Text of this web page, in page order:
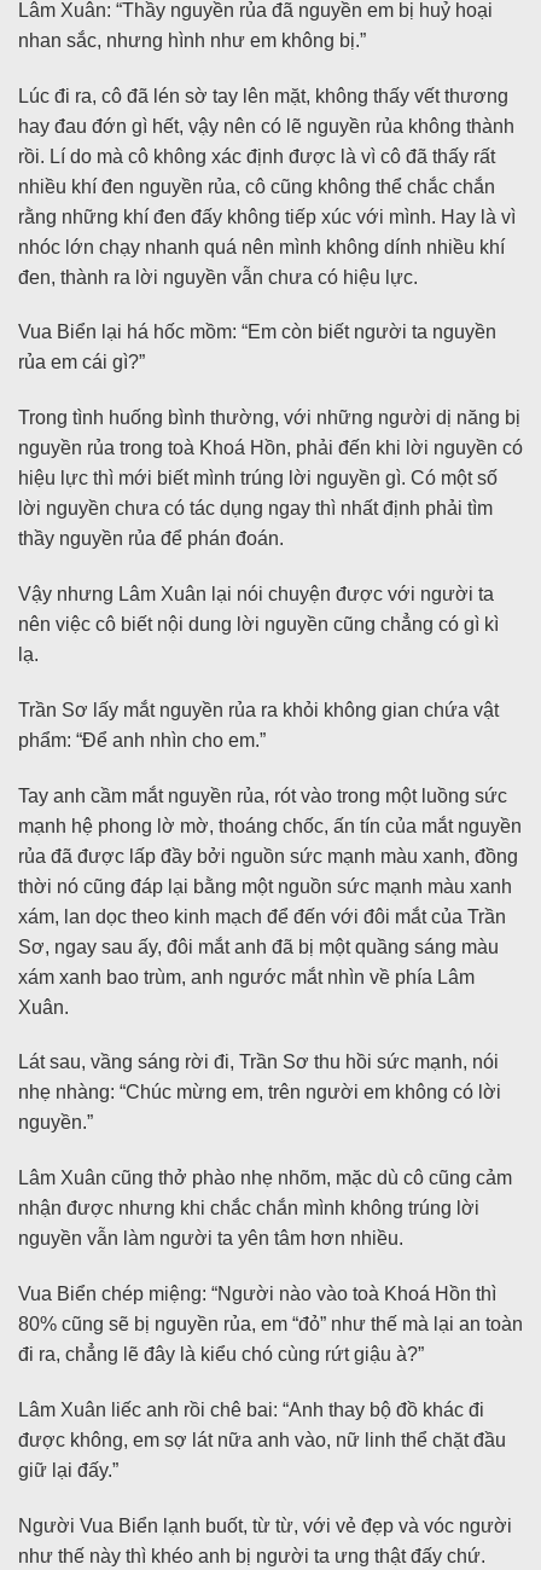
Lâm Xuân: “Thầy nguyền rủa đã nguyền em bị huỷ hoại
nhan sắc, nhưng hình như em không bị.”
Lúc đi ra, cô đã lén sờ tay lên mặt, không thấy vết thương
hay đau đớn gì hết, vậy nên có lẽ nguyền rủa không thành
rồi. Lí do mà cô không xác định được là vì cô đã thấy rất
nhiều khí đen nguyền rủa, cô cũng không thể chắc chắn
rằng những khí đen đấy không tiếp xúc với mình. Hay là vì
nhóc lớn chạy nhanh quá nên mình không dính nhiều khí
đen, thành ra lời nguyền vẫn chưa có hiệu lực.
Vua Biển lại há hốc mồm: “Em còn biết người ta nguyền
rủa em cái gì?”
Trong tình huống bình thường, với những người dị năng bị
nguyền rủa trong toà Khoá Hồn, phải đến khi lời nguyền có
hiệu lực thì mới biết mình trúng lời nguyền gì. Có một số
lời nguyền chưa có tác dụng ngay thì nhất định phải tìm
thầy nguyền rủa để phán đoán.
Vậy nhưng Lâm Xuân lại nói chuyện được với người ta
nên việc cô biết nội dung lời nguyền cũng chẳng có gì kì
lạ.
Trần Sơ lấy mắt nguyền rủa ra khỏi không gian chứa vật
phẩm: “Để anh nhìn cho em.”
Tay anh cầm mắt nguyền rủa, rót vào trong một luồng sức
mạnh hệ phong lờ mờ, thoáng chốc, ấn tín của mắt nguyền
rủa đã được lấp đầy bởi nguồn sức mạnh màu xanh, đồng
thời nó cũng đáp lại bằng một nguồn sức mạnh màu xanh
xám, lan dọc theo kinh mạch để đến với đôi mắt của Trần
Sơ, ngay sau ấy, đôi mắt anh đã bị một quầng sáng màu
xám xanh bao trùm, anh ngước mắt nhìn về phía Lâm
Xuân.
Lát sau, vầng sáng rời đi, Trần Sơ thu hồi sức mạnh, nói
nhẹ nhàng: “Chúc mừng em, trên người em không có lời
nguyền.”
Lâm Xuân cũng thở phào nhẹ nhõm, mặc dù cô cũng cảm
nhận được nhưng khi chắc chắn mình không trúng lời
nguyền vẫn làm người ta yên tâm hơn nhiều.
Vua Biển chép miệng: “Người nào vào toà Khoá Hồn thì
80% cũng sẽ bị nguyền rủa, em “đỏ” như thế mà lại an toàn
đi ra, chẳng lẽ đây là kiểu chó cùng rứt giậu à?”
Lâm Xuân liếc anh rồi chê bai: “Anh thay bộ đồ khác đi
được không, em sợ lát nữa anh vào, nữ linh thể chặt đầu
giữ lại đấy.”
Người Vua Biển lạnh buốt, từ từ, với vẻ đẹp và vóc người
như thế này thì khéo anh bị người ta ưng thật đấy chứ.